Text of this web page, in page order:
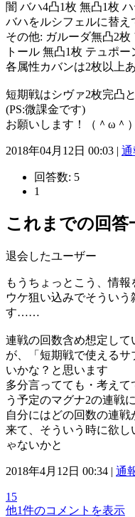
闇 バハ4凸1枚 無凸1枚
バハをルシフェルに替え
その他: ガルーダ無凸2枚
トール 無凸1枚 テュポー
各属性カバンは2枚以上あ
短期戦はシヴァ2枚完凸
(PS:微課金です)
お願いします！（＾ω＾）
2018年04月12日 00:03 | 通
回答数: 5
1
これまでの回答
退会したユーザー
もうちょっとこう、情
ウケ狙い込みでそうい
す……
連戦の回数含め想定し
が、「短期戦で使える
いかな？と思います
多分言ってても・考え
う予定のマグナ2の連戦
自分にはどの回数の連
来て、そういう時に欲し
ゃないかと
2018年4月12日 00:34 | 通
15
他1件のコメントを表示